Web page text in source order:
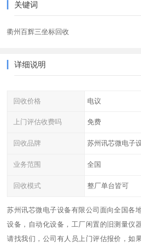
关键词
衢州百辉三坐标回收
详细说明
回收价格 电议
上门评估收费吗 免费
回收品牌 苏州讯芯微电子
业务范围 全国
回收模式 整厂单台皆可
苏州讯芯微电子设备有限公司面向全国各
设备，自动化设备，工厂闲置的旧测量仪
请找我们，公司有人员上门评估报价，如